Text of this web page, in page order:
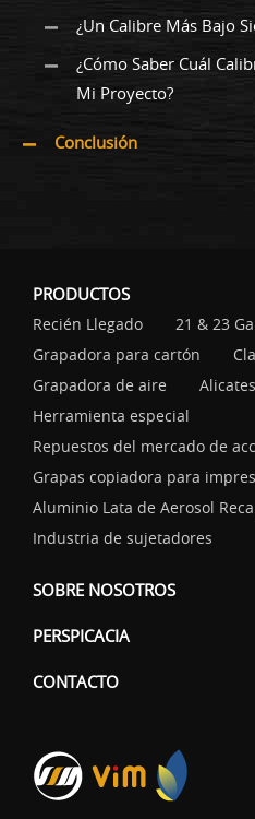
¿Un Calibre Más Bajo
¿Cómo Saber Cuál
Mi Proyecto?
Conclusión
PRODUCTOS
Recién Llegado
21 & 23
Grapadora para cartón
Grapadora de aire
Herramienta especial
Repuestos del mercado de
Grapas copiadora para
Aluminio Lata de Aerosol
Industria de sujetadores
SOBRE NOSOTROS
PERSPICACIA
CONTACTO